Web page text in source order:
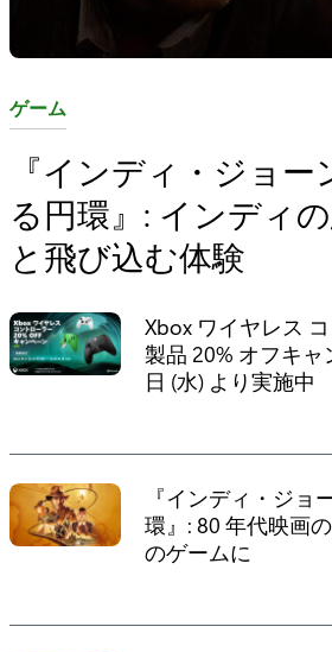
カ
リ
ゲーム
『インディ・ジョ
る円環』: インディ
と飛び込む体験
Xbox ワイヤレス
製品 20% オフキャ
日 (水) より実施中
『インディ・ジョ
環』: 80 年代映画
のゲームに